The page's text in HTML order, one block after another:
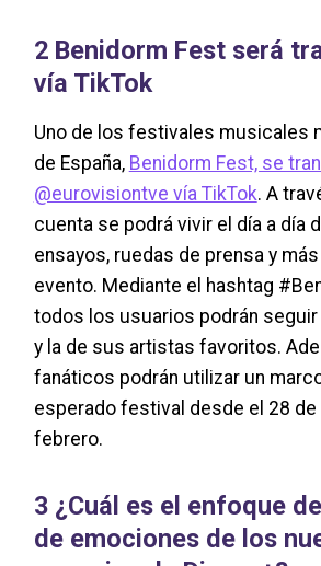
2 Benidorm Fest será
vía TikTok
Uno de los festivales musicales
de España, Benidorm Fest, se
@eurovisiontve vía TikTok. A
cuenta se podrá vivir el día a día
ensayos, ruedas de prensa y más
evento. Mediante el hashtag
todos los usuarios podrán
y la de sus artistas favoritos.
fanáticos podrán utilizar un
esperado festival desde el 28 de
febrero.
3 ¿Cuál es el enfoque
de emociones de los